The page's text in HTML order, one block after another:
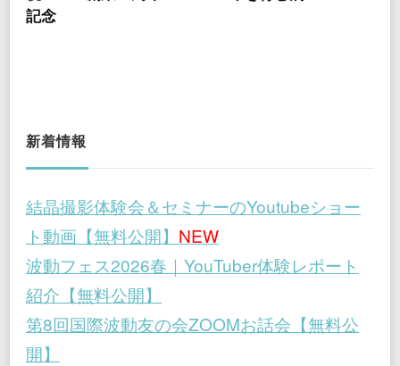
記念
新着情報
結晶撮影体験会＆セミナーのYoutubeショー
ト動画【無料公開】 NEW
波動フェス2026春｜YouTuber体験レポート
紹介【無料公開】
第8回国際波動友の会ZOOMお話会【無料公
開】